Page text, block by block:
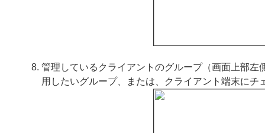
管理しているクライアントのグループ（画面上部
用したいグループ、または、クライアント端末に